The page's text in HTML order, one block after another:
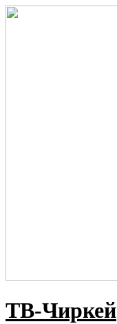
ТВ-Чиркей